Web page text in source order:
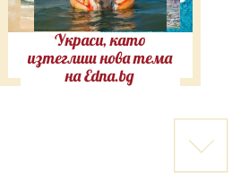
Украси, като
изтеглиш нова тема
на Edna.bg